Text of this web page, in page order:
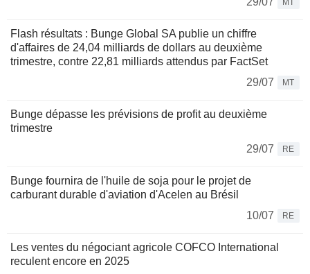
MT
Flash résultats : Bunge Global SA publie un chiffre
d'affaires de 24,04 milliards de dollars au deuxième
trimestre, contre 22,81 milliards attendus par FactSet
29/07
MT
Bunge dépasse les prévisions de profit au deuxième
trimestre
29/07
RE
Bunge fournira de l'huile de soja pour le projet de
carburant durable d'aviation d'Acelen au Brésil
10/07
RE
Les ventes du négociant agricole COFCO International
reculent encore en 2025